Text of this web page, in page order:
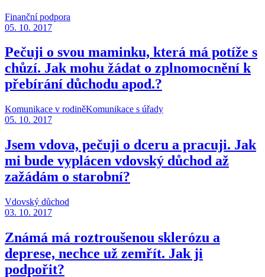
Finanční podpora
05. 10. 2017
Pečuji o svou maminku, která má potíže s
chůzí. Jak mohu žádat o zplnomocnění k
přebírání důchodu apod.?
Komunikace v rodiněKomunikace s úřady
05. 10. 2017
Jsem vdova, pečuji o dceru a pracuji. Jak
mi bude vyplácen vdovský důchod až
zažádám o starobní?
Vdovský důchod
03. 10. 2017
Známá má roztroušenou sklerózu a
deprese, nechce už zemřít. Jak ji
podpořit?